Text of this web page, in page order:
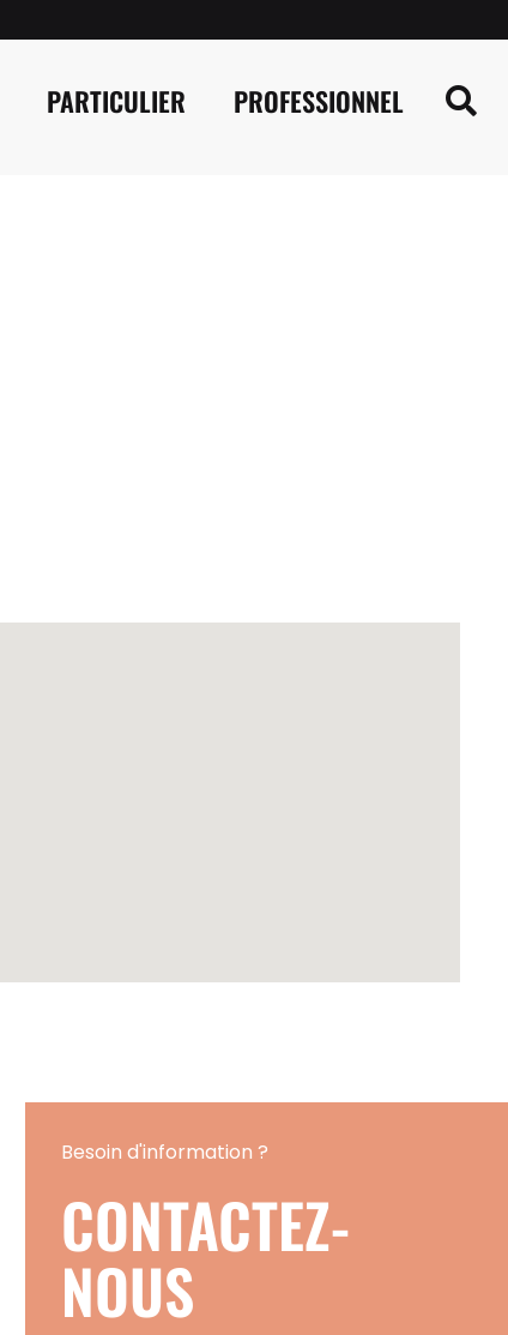
PARTICULIER PROFESSIONNEL
Besoin d'information ?
CONTACTEZ-
NOUS